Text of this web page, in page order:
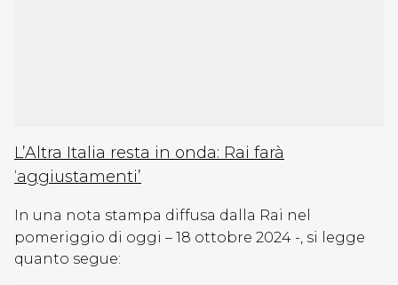
L’Altra Italia resta in onda: Rai farà
‘aggiustamenti’
In una nota stampa diffusa dalla Rai nel
pomeriggio di oggi – 18 ottobre 2024 -, si legge
quanto segue: